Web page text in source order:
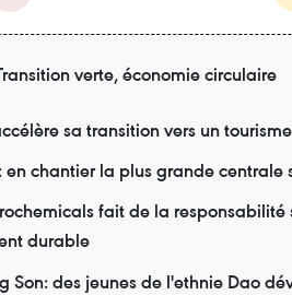
verte, économie circulaire
sa transition vers un
en chantier la plus grande centrale
fait de la
durable
Son: des jeunes de l'ethnie Dao